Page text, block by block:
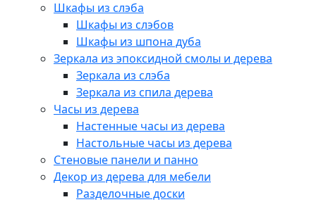
Шкафы из слэба
Шкафы из слэбов
Шкафы из шпона дуба
Зеркала из эпоксидной смолы и дерева
Зеркала из слэба
Зеркала из спила дерева
Часы из дерева
Настенные часы из дерева
Настольные часы из дерева
Стеновые панели и панно
Декор из дерева для мебели
Разделочные доски